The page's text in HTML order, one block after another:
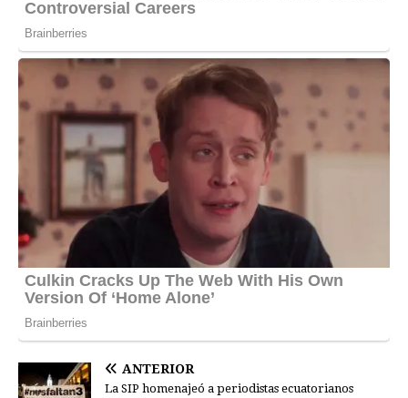
ANTERIOR
La SIP homenajeó a periodistas ecuatorianos